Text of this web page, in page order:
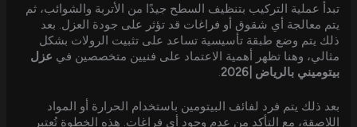
تبدأ عملية التركيب بتنظيف السطح جيدًا من الأتربة والشوائب، ثم
يتم معالجة أي شقوق أو فراغات قد تؤثر على جودة العزل. بعد
ذلك يتم وضع طبقة تأسيسية تساعد على تثبيت الرولات بشكل
مثالي، وهنا تظهر أهمية الاعتماد على فنيين متخصصين في عزل
بيتوميني بالرياض |2026
.
بعد ذلك يتم فرد لفائف البيتومين باستخدام الحرارة أو المواد
اللاصقة، مع التأكد من عدم وجود أي فراغات. هذه الخطوة تُعتبر